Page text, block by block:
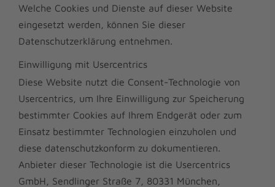
Welche Cookies und Dienste auf dieser Website
eingesetzt werden, können Sie dieser
Datenschutzerklärung entnehmen.
Einwilligung mit Usercentrics
Diese Website nutzt die Consent-Technologie von
Usercentrics, um Ihre Einwilligung zur Speicherung
bestimmter Cookies auf Ihrem Endgerät oder zum
Einsatz bestimmter Technologien einzuholen und
diese datenschutzkonform zu dokumentieren.
Anbieter dieser Technologie ist die Usercentrics
GmbH, Sendlinger Straße 7, 80331 München,